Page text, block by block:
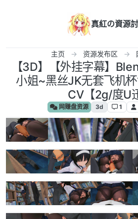
真紅の資源
主页 资源发布区
【3D】【外挂字幕】
小姐~黑丝JK无套飞机
CV【2g/度U
网赚盘资源 3d 1